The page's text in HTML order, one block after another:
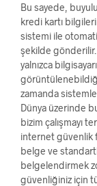
Bu sayede,
kredi kartı
sistemi ile
şekilde gönderilir.
yalnızca
zamanda
Dünya üzerinde
bizim çalışmayı
internet güvenlik
belge ve
belgelendirmek
güvenliğiniz için